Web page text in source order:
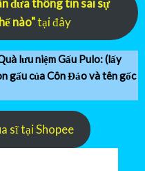
đưa thông tin sai sự
nào"tại đây
lưu niệm Gấu Pulo: (lấy
gấu của Côn Đảo và tên gốc
sĩ tại Shopee